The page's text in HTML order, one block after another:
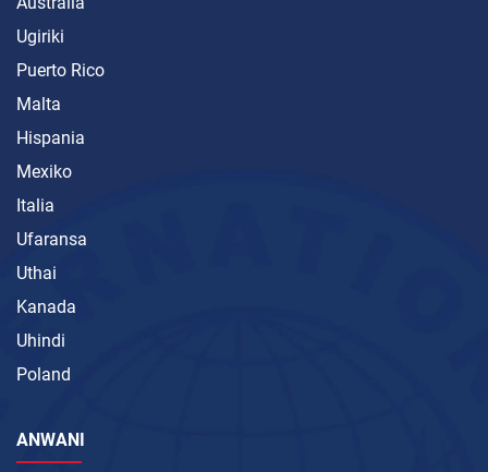
Ugiriki
Puerto Rico
Malta
Hispania
Mexiko
Italia
Ufaransa
Uthai
Kanada
Uhindi
Poland
ANWANI